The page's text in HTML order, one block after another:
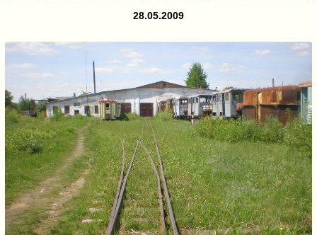
28.05.2009